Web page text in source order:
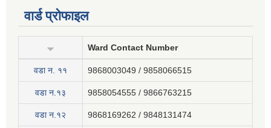
वार्ड प्रोफाइल
Ward Contact Number
वडा न‍. ११ 9868003049 / 9858066515
वडा न.१३ 9858054555 / 9866763215
वडा न.१२ 9868169262 / 9848131474